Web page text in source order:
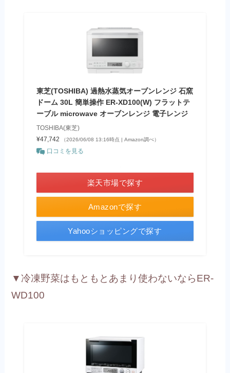
東芝(TOSHIBA) 過熱水蒸気オーブンレンジ 石窯
ドーム 30L 簡単操作 ER-XD100(W) フラットテ
ーブル microwave オーブンレンジ 電子レンジ
TOSHIBA(東芝)
¥47,742
（2026/06/08 13:16時点 | Amazon調べ）
口コミを見る
Amazonで探す
楽天市場で探す
Yahooショッピングで探す
▼冷凍野菜はもともとあまり使わないならER-
WD100